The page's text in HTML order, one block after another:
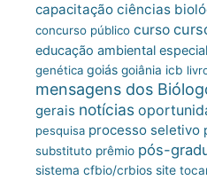
capacitação ciências
concurso público curso
educação ambiental
genética goiás goiânia icb
mensagens dos
gerais notícias
pesquisa processo seletivo
substituto prêmio pós-
sistema cfbio/crbios site